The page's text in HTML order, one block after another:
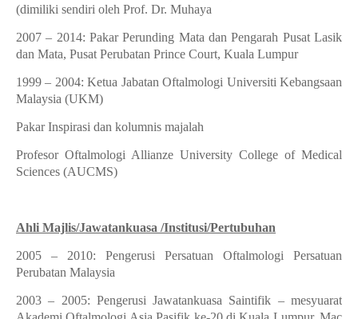
(dimiliki sendiri oleh Prof. Dr. Muhaya
2007 – 2014: Pakar Perunding Mata dan Pengarah Pusat Lasik
dan Mata, Pusat Perubatan Prince Court, Kuala Lumpur
1999 – 2004: Ketua Jabatan Oftalmologi Universiti Kebangsaan
Malaysia (UKM)
Pakar Inspirasi dan kolumnis majalah
Profesor Oftalmologi Allianze University College of Medical
Sciences (AUCMS)
Ahli Majlis/Jawatankuasa /Institusi/Pertubuhan
2005 – 2010: Pengerusi Persatuan Oftalmologi Persatuan
Perubatan Malaysia
2003 – 2005: Pengerusi Jawatankuasa Saintifik – mesyuarat